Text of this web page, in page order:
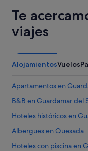
Te
viajes
AlojamientosVuelos
Apartamentos en
B&B en Guardamar del
Hoteles históricos en
Albergues en Quesada
Hoteles con piscina en